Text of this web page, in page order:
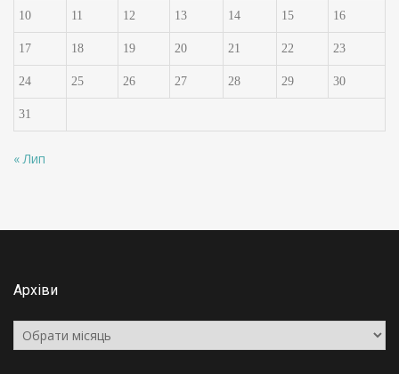
10 11 12 13 14 15 16
17 18 19 20 21 22 23
24 25 26 27 28 29 30
31
« Лип
Архіви
Архіви